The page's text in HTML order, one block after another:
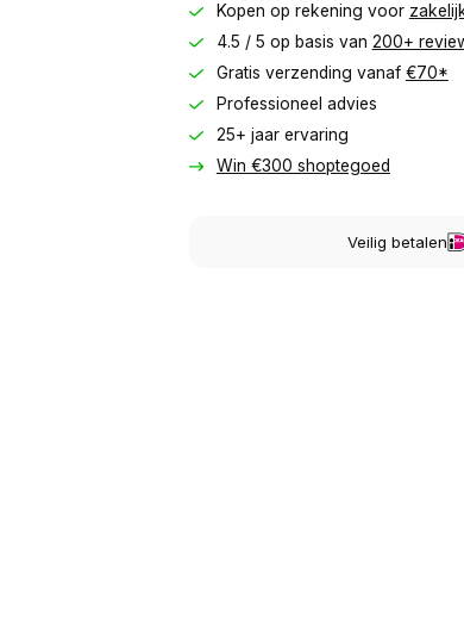
Kopen op rekening voor
4.5 / 5 op basis van 200+
Gratis verzending vanaf €70*
Professioneel advies
25+ jaar ervaring
Win €300 shoptegoed
Veilig betalen